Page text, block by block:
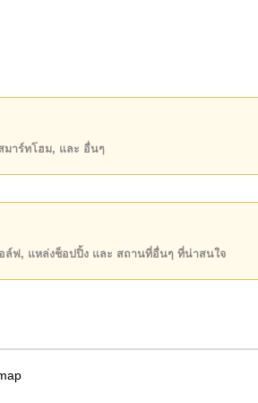
วามสะดวกส่วนกลาง ได้แก่ สวนส่วนกลาง,
คิดเป็น ฿ 27,027 บาทต่อตารางเมตร
าติ โดยมี ค่าโอนคนละครึ่ง
!
เมล
มาร์ทโฮม, และ อื่นๆ
ล์ฟ, แหล่งช็อปปิ้ง และ สถานที่อื่นๆ ที่น่าสนใจ